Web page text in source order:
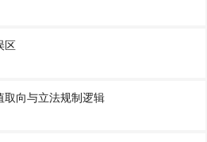
区
取向与立法规制逻辑